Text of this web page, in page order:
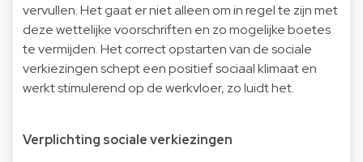
vervullen. Het gaat er niet alleen om in regel te zijn met
deze wettelijke voorschriften en zo mogelijke boetes
te vermijden. Het correct opstarten van de sociale
verkiezingen schept een positief sociaal klimaat en
werkt stimulerend op de werkvloer, zo luidt het.
Verplichting sociale verkiezingen